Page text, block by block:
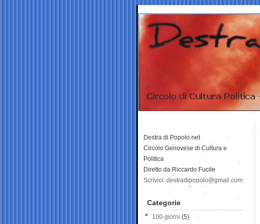
Destra di Popolo.net
Circolo Genovese di Cultura e
Politica
Diretto da Riccardo Fucile
Scrivici: destradipopolo@gmail.com
Categorie
100 giorni (5)